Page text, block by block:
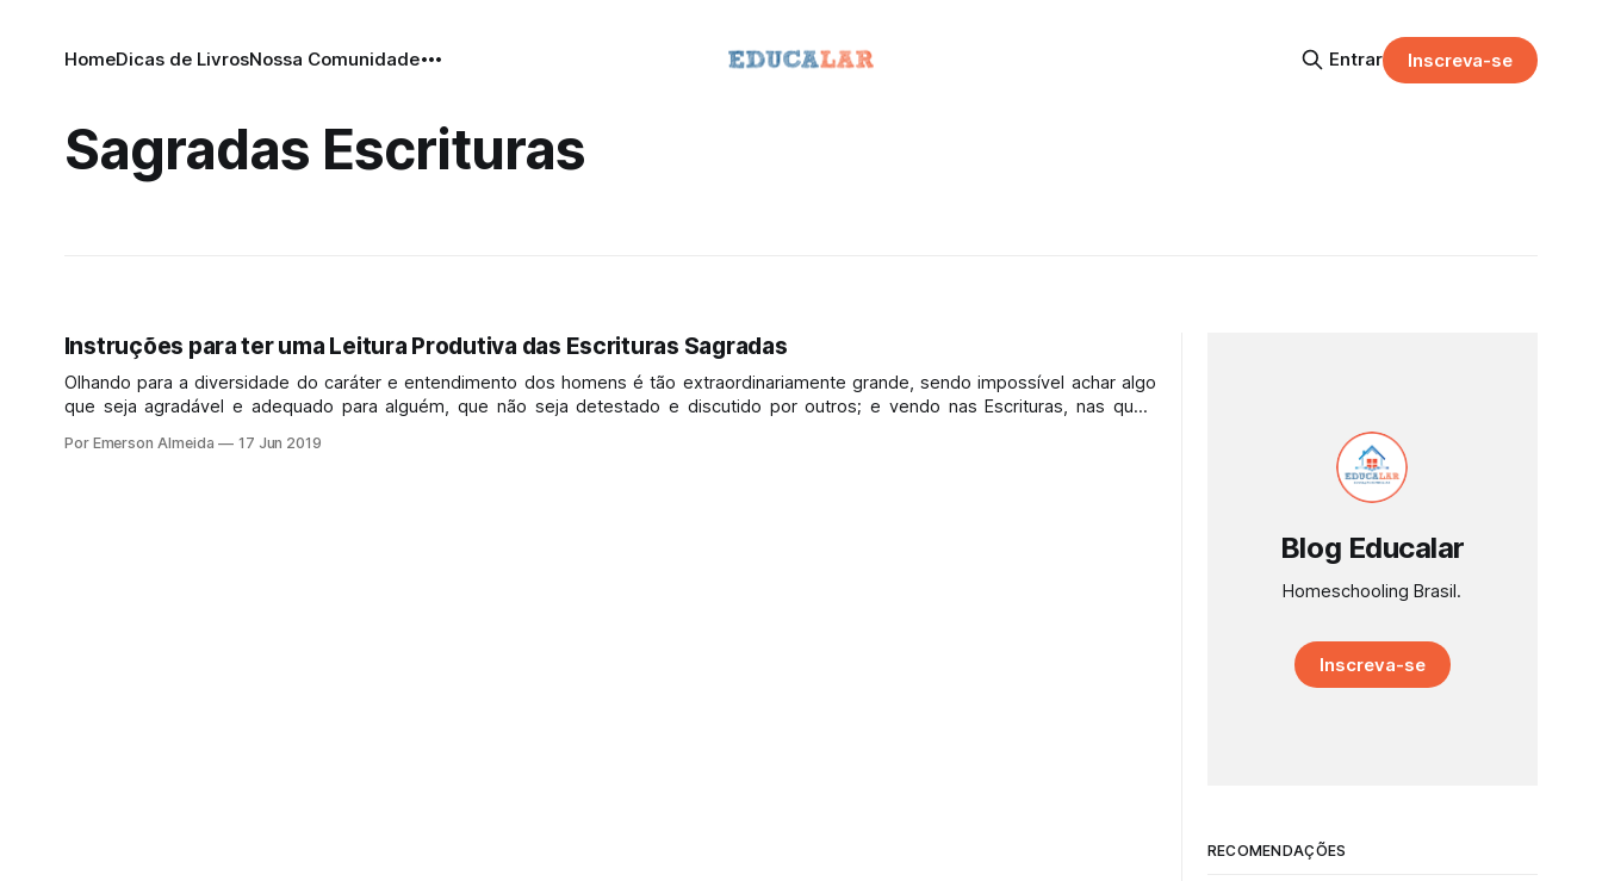
HomeDicas de LivrosNossa Comunidade Entrar Inscreva-se
Sagradas Escrituras
Instruções para ter uma Leitura Produtiva das Escrituras Sagradas
Olhando para a diversidade do caráter e entendimento dos homens é tão extraordinariamente grande, sendo impossível achar algo
que seja agradável e adequado para alguém, que não seja detestado e discutido por outros; e vendo nas Escrituras, nas quais
Por Emerson Almeida 17 Jun 2019
Blog Educalar
Homeschooling Brasil.
Inscreva-se
RECOMENDAÇÕES